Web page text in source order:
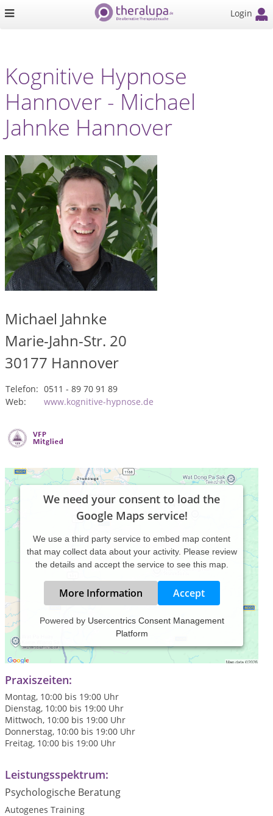
Login
Kognitive Hypnose
Hannover - Michael
Jahnke Hannover
Michael Jahnke
Marie-Jahn-Str. 20
30177 Hannover
Telefon: 0511 - 89 70 91 89
Web:
www.kognitive-hypnose.de
We need your consent to load the
Google Maps service!
We use a third party service to embed map content
that may collect data about your activity. Please review
the details and accept the service to see this map.
More Information Accept
Powered by Usercentrics Consent Management
Platform
Mit Kognitiver Hypnose erreichen Sie die von Ihnen
gewünschten Veränderungen.
Praxiszeiten:
Montag, 10:00 bis 19:00 Uhr
Dienstag, 10:00 bis 19:00 Uhr
Mittwoch, 10:00 bis 19:00 Uhr
Donnerstag, 10:00 bis 19:00 Uhr
Freitag, 10:00 bis 19:00 Uhr
Leistungsspektrum:
Psychologische Beratung
Autogenes Training